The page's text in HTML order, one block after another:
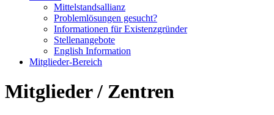
Mittelstandsallianz
Problemlösungen gesucht?
Informationen für Existenzgründer
Stellenangebote
English Information
Mitglieder-Bereich
Mitglieder / Zentren